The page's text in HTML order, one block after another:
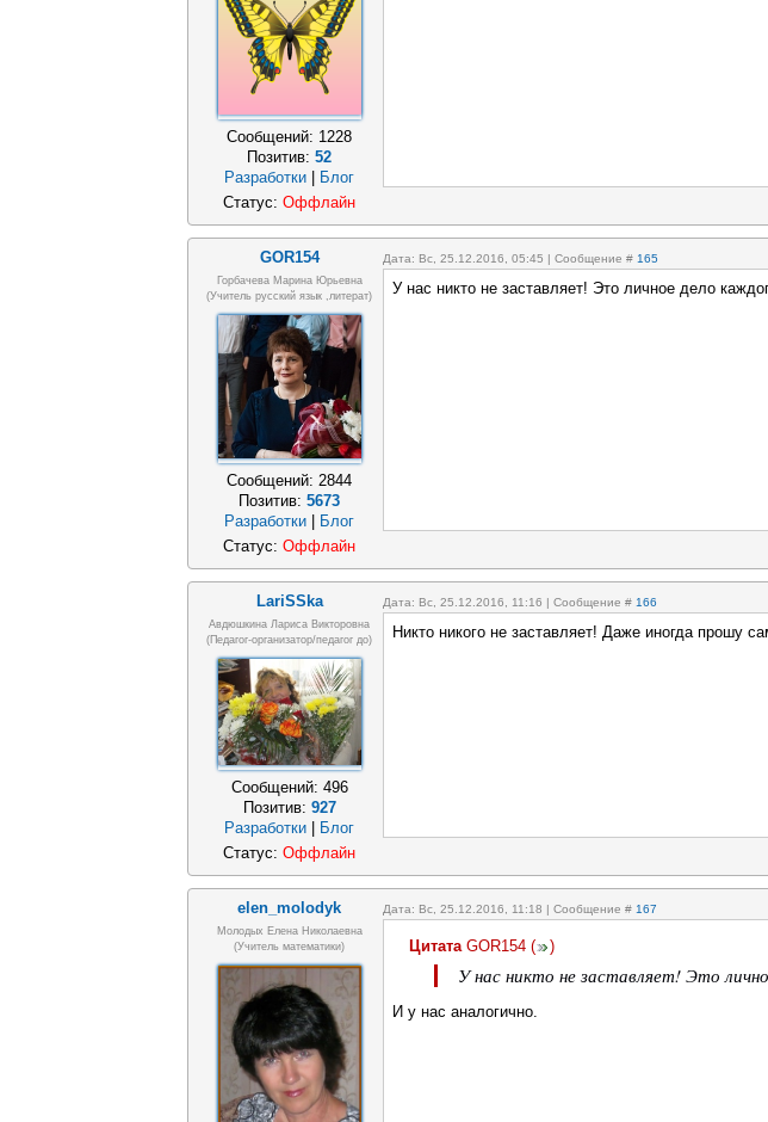
Сообщений: 1228
Позитив: 52
Разработки
Блог
Статус: Оффлайн
GOR154 Дата: Вс, 25.12.2016, 05:45 | Сообщение # 165
Горбачева Марина Юрьевна
(учитель русский язык ,литерат)
Сообщений: 2844
Позитив: 5673
Разработки
Блог
У нас никто не заставляет! Это личное дело
Статус: Оффлайн
LariSSka Дата: Вс, 25.12.2016, 11:16 | Сообщение # 166
Авдюшкина Лариса Викторовна
(Педагог-организатор/педагог до)
Сообщений: 496
Позитив: 927
Разработки
Блог
Никто никого не заставляет! Даже иногда прошу
Статус: Оффлайн
elen_molodyk Дата: Вс, 25.12.2016, 11:18 | Сообщение # 167
Молодых Елена Николаевна
(учитель математики)
Цитата GOR154 ( )
У нас никто не заставляет! Это
И у нас аналогично.